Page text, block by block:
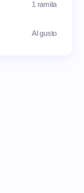
1 ramita
Al gusto